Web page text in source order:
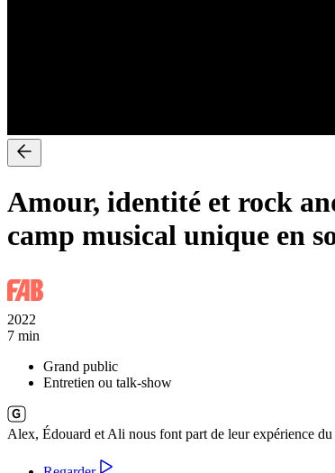
Amour, identité et rock
camp musical unique en
2022
7 min
Grand public
Entretien ou talk-show
Alex, Édouard et Ali nous font part de leur expérience